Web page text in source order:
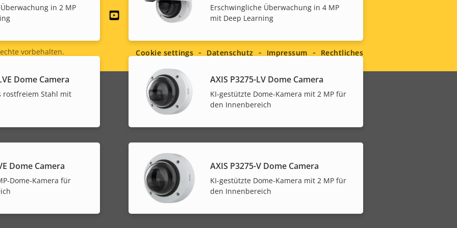
in 2 MP
Erschwingliche Überwachung in 4 MP
mit Deep Learning
Dome Camera
rostfreiem Stahl mit
AXIS P3275-LV Dome Camera
KI-gestützte Dome-Kamera mit 2 MP für
den Innenbereich
Dome Camera
Dome-Kamera für
AXIS P3275-V Dome Camera
KI-gestützte Dome-Kamera mit 2 MP für
den Innenbereich
menu
vorbehalten. Cookie settings Datenschutz Impressum Rechtliches